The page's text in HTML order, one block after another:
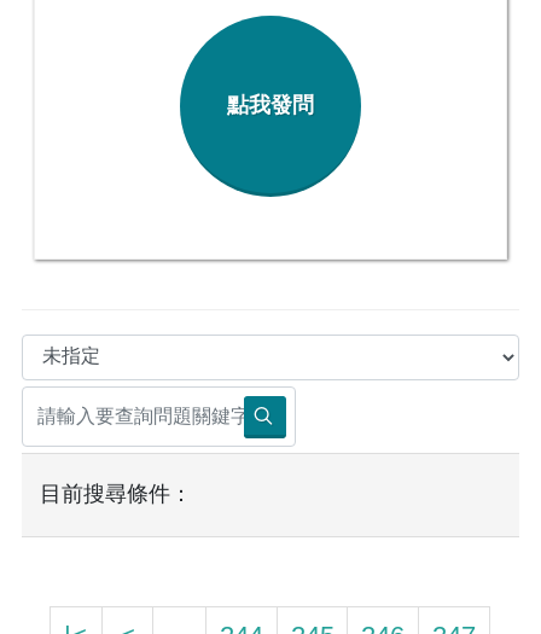
點我發問
目前搜尋條件：